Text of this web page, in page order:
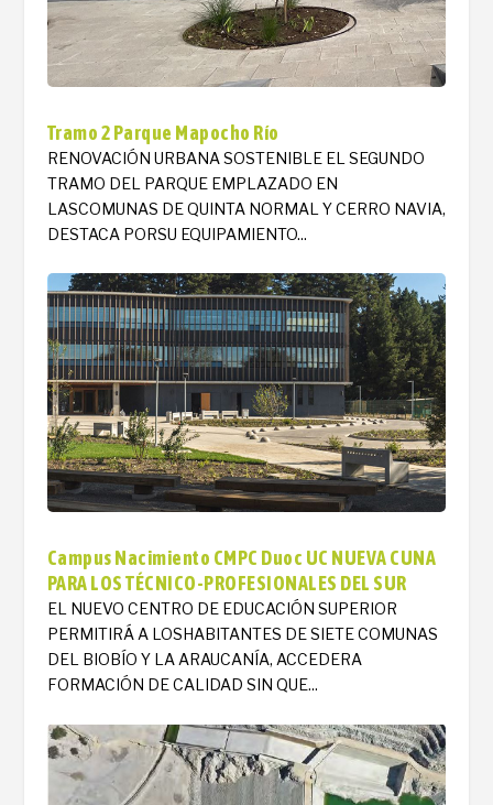
Tramo 2 Parque Mapocho Río
RENOVACIÓN URBANA SOSTENIBLE EL SEGUNDO
TRAMO DEL PARQUE EMPLAZADO EN
LASCOMUNAS DE QUINTA NORMAL Y CERRO NAVIA,
DESTACA PORSU EQUIPAMIENTO...
Campus Nacimiento CMPC Duoc UC NUEVA CUNA
PARA LOS TÉCNICO-PROFESIONALES DEL SUR
EL NUEVO CENTRO DE EDUCACIÓN SUPERIOR
PERMITIRÁ A LOSHABITANTES DE SIETE COMUNAS
DEL BIOBÍO Y LA ARAUCANÍA, ACCEDERA
FORMACIÓN DE CALIDAD SIN QUE...